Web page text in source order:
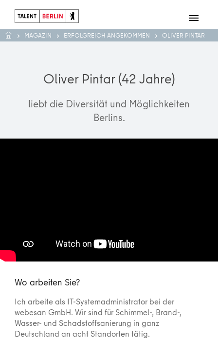
MAGAZIN ERFOLGREICH ANGEKOMMEN OLIVER PINTAR
Oliver Pintar (42 Jahre)
liebt die Diversität und Möglichkeiten
Berlins.
Wo arbeiten Sie?
Ich arbeite als IT-Systemadministrator bei der
webesan GmbH. Wir sind für Schimmel-, Brand-,
Wasser- und Schadstoffsanierung in ganz
Deutschland an acht Standorten tätig.